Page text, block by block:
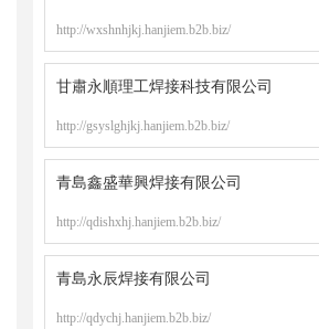
http://wxshnhjkj.hanjiem.b2b.biz/
甘肅永順理工焊接科技有限公司
http://gsyslghjkj.hanjiem.b2b.biz/
青島鑫盛華興焊接有限公司
http://qdishxhj.hanjiem.b2b.biz/
青島永辰焊接有限公司
http://qdychj.hanjiem.b2b.biz/